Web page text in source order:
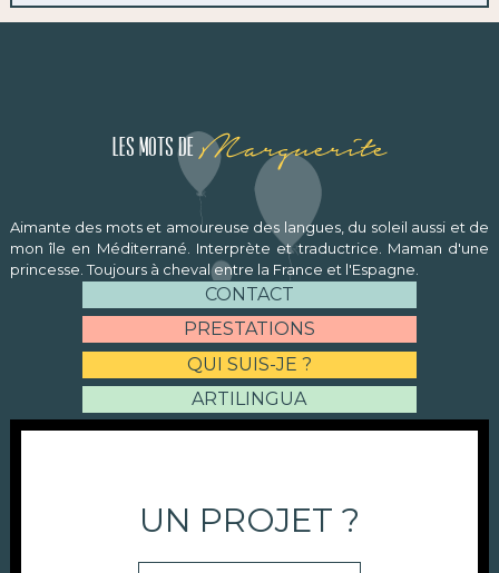
Les mots de Marguerite
Aimante des mots et amoureuse des langues, du soleil aussi et de
mon île en Méditerrané. Interprète et traductrice. Maman d'une
princesse. Toujours à cheval entre la France et l'Espagne.
CONTACT
PRESTATIONS
QUI SUIS-JE ?
ARTILINGUA
UN PROJET ?